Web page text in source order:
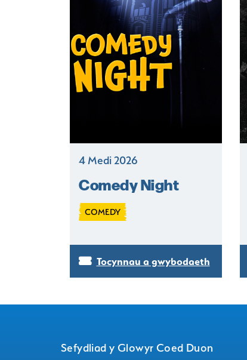
4 Medi 2026
Comedy Night
COMEDY
Tocynnau a gwybodaeth
Sefydliad y Glowyr Coed Duon